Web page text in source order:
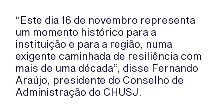
“Este dia 16 de novembro representa
um momento histórico para a
instituição e para a região, numa
exigente caminhada de resiliência com
mais de uma década”, disse Fernando
Araújo, presidente do Conselho de
Administração do CHUSJ.